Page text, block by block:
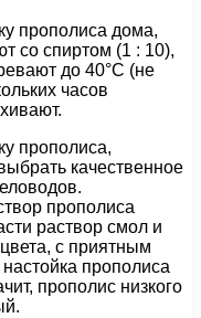
прополиса дома,
со спиртом (1 : 10),
до 40°С (не
часов
прополиса,
качественное
прополиса
раствор смол и
с приятным
прополиса
прополис низкого